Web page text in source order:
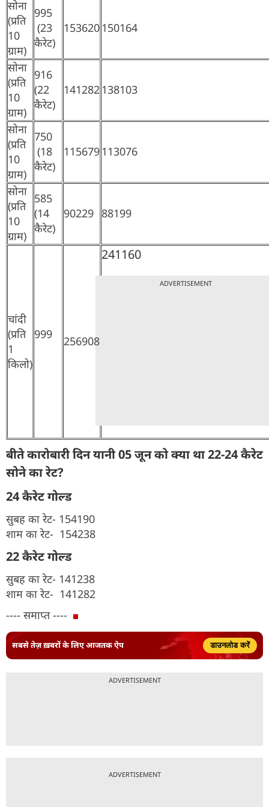
सोना
(प्रति
10
ग्राम)
995
(23
कैरेट)
153620 150164
सोना
(प्रति
10
ग्राम)
916
(22
कैरेट)
141282 138103
सोना
(प्रति
10
ग्राम)
750
(18
कैरेट)
115679 113076
सोना
(प्रति
10
ग्राम)
585
(14
कैरेट)
90229 88199
चांदी
(प्रति
1
किलो)
999 256908
241160
ADVERTISEMENT
बीते कारोबारी दिन यानी 05 जून को क्या था 22-24 कैरेट
सोने का रेट?
24 कैरेट गोल्ड
सुबह का रेट- 154190
शाम का रेट- 154238
22 कैरेट गोल्ड
सुबह का रेट- 141238
शाम का रेट- 141282
---- समाप्त ----
सबसे तेज़ ख़बरों के लिए आजतक ऐप डाउनलोड करें
ADVERTISEMENT
ADVERTISEMENT